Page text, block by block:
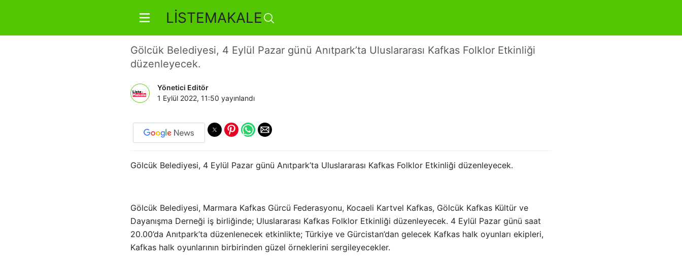
LİSTEMAKALE
Gölcük’te Kafkas Rüzgarı Esecek
Gölcük Belediyesi, 4 Eylül Pazar günü Anıtpark’ta Uluslararası Kafkas Folklor Etkinliği
düzenleyecek.
Yönetici Editör
1 Eylül 2022, 11:50 yayınlandı
Gölcük Belediyesi, 4 Eylül Pazar günü Anıtpark’ta Uluslararası Kafkas Folklor Etkinliği düzenleyecek.
Gölcük Belediyesi, Marmara Kafkas Gürcü Federasyonu, Kocaeli Kartvel Kafkas, Gölcük Kafkas Kültür ve
Dayanışma Derneği iş birliğinde; Uluslararası Kafkas Folklor Etkinliği düzenleyecek. 4 Eylül Pazar günü saat
20.00’da Anıtpark’ta düzenlenecek etkinlikte; Türkiye ve Gürcistan’dan gelecek Kafkas halk oyunları ekipleri,
Kafkas halk oyunlarının birbirinden güzel örneklerini sergileyecekler.